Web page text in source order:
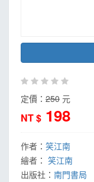
定價： 250 元
NT $ 198
作者： 笑江南
繪者： 笑江南
出版社： 南門書局